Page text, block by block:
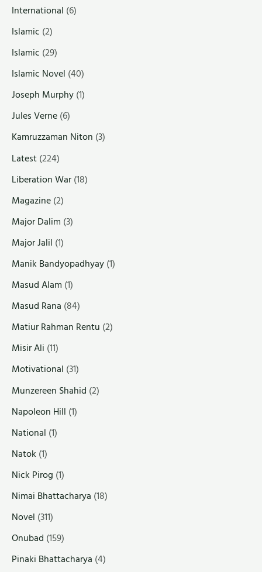
International (6)
Islamic (2)
Islamic (29)
Islamic Novel (40)
Joseph Murphy(1)
Jules Verne(6)
Kamruzzaman Niton (3)
Latest(224)
Liberation War(18)
Magazine(2)
Major Dalim (3)
Major Jalil (1)
Manik Bandyopadhyay(1)
Masud Alam (1)
Masud Rana (84)
Matiur Rahman Rentu (2)
Misir Ali (11)
Motivational (31)
Munzereen Shahid (2)
Napoleon Hill (1)
National (1)
Natok (1)
Nick Pirog (1)
Nimai Bhattacharya (18)
Novel (311)
Onubad (159)
Pinaki Bhattacharya (4)